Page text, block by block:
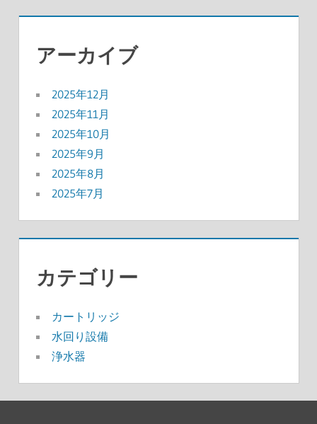
アーカイブ
2025年12月
2025年11月
2025年10月
2025年9月
2025年8月
2025年7月
カテゴリー
カートリッジ
水回り設備
浄水器